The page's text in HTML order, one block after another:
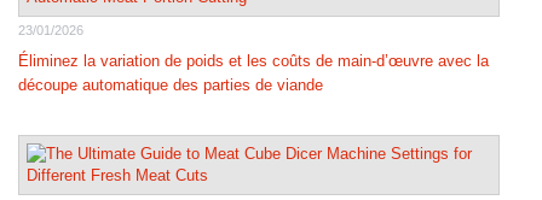
23/01/2026
Éliminez la variation de poids et les coûts de main-d’œuvre avec la
découpe automatique des parties de viande